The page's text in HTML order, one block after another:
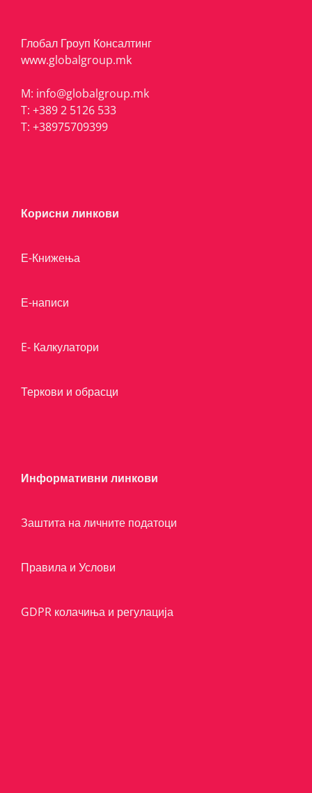
Глобал Гроуп Консалтинг
www.globalgroup.mk
M: info@globalgroup.mk
T: +389 2 5126 533
T: +38975709399
Корисни линкови
Е-Книжења
Е-написи
E- Калкулатори
Теркови и обрасци
Информативни линкови
Заштита на личните податоци
Правила и Услови
GDPR колачиња и регулација